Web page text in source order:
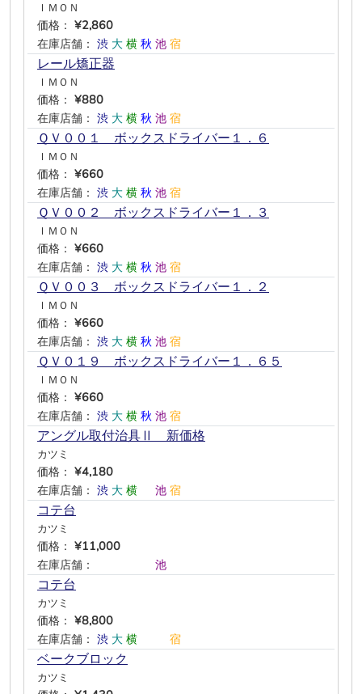
ＩＭＯＮ
価格： ¥2,860
在庫店舗： 渋 大 横 秋 池 宿
レール矯正器
ＩＭＯＮ
価格： ¥880
在庫店舗： 渋 大 横 秋 池 宿
ＱＶ００１ ボックスドライバー１．６
ＩＭＯＮ
価格： ¥660
在庫店舗： 渋 大 横 秋 池 宿
ＱＶ００２ ボックスドライバー１．３
ＩＭＯＮ
価格： ¥660
在庫店舗： 渋 大 横 秋 池 宿
ＱＶ００３ ボックスドライバー１．２
ＩＭＯＮ
価格： ¥660
在庫店舗： 渋 大 横 秋 池 宿
ＱＶ０１９ ボックスドライバー１．６５
ＩＭＯＮ
価格： ¥660
在庫店舗： 渋 大 横 秋 池 宿
アングル取付治具Ⅱ 新価格
カツミ
価格： ¥4,180
在庫店舗： 渋 大 横 池 宿
コテ台
カツミ
価格： ¥11,000
在庫店舗：
池
コテ台
カツミ
価格： ¥8,800
在庫店舗： 渋 大 横 宿
ベークブロック
カツミ